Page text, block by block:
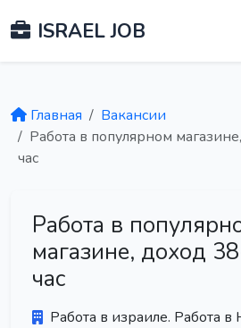
ISRAEL JOB
Главная
Вакансии
Работа в популярном
час
Работа в
магазине, доход
час
Работа в израиле. Работа в